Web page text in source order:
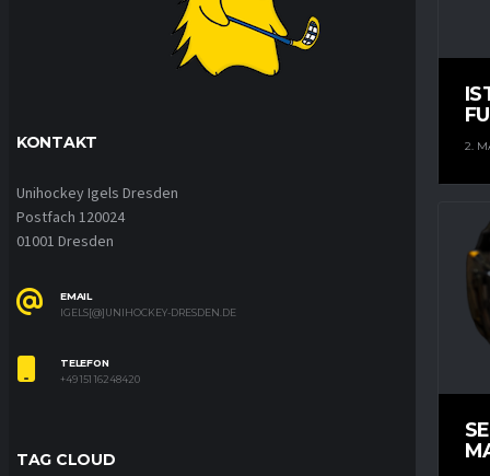
2.
KONTAKT
Unihockey Igels Dresden
Postfach 120024
01001 Dresden
EMAIL
IGELS[@]UNIHOCKEY-DRESDEN.DE
TELEFON
+49 151 16248420
TAG CLOUD